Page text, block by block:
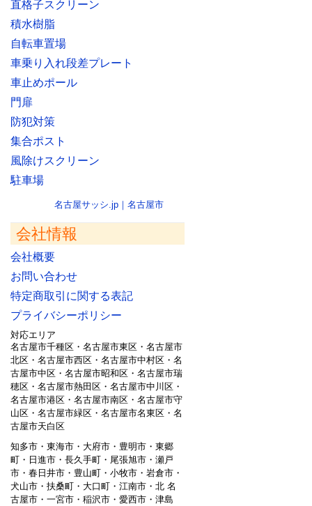
直格子スクリーン
積水樹脂
自転車置場
車乗り入れ段差プレート
車止めポール
門扉
防犯対策
集合ポスト
風除けスクリーン
駐車場
名古屋サッシ.jp｜名古屋市
会社情報
会社概要
お問い合わせ
特定商取引に関する表記
プライバシーポリシー
対応エリア
名古屋市千種区・名古屋市東区・名古屋市
北区・名古屋市西区・名古屋市中村区・名
古屋市中区・名古屋市昭和区・名古屋市瑞
穂区・名古屋市熱田区・名古屋市中川区・
名古屋市港区・名古屋市南区・名古屋市守
山区・名古屋市緑区・名古屋市名東区・名
古屋市天白区
知多市・東海市・大府市・豊明市・東郷
町・日進市・長久手町・尾張旭市・瀬戸
市・春日井市・豊山町・小牧市・岩倉市・
犬山市・扶桑町・大口町・江南市・北 名
古屋市・一宮市・稲沢市・愛西市・津島